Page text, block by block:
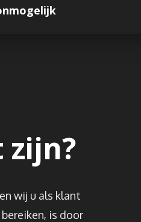
zijn?
wij u als klant
is door